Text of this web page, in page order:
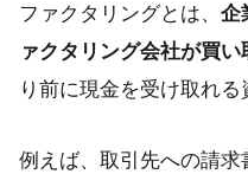
ファクタリングとは、 企
ァクタリング会社が買い
り前に現金を受け取れる
例えば、取引先への請